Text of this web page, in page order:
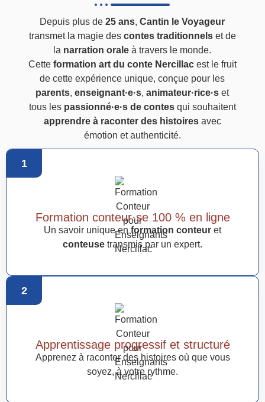
Depuis plus de25 ans,Cantin le Voyageur
transmet la magie des contes traditionnelset de
la narration orale à travers le monde.
Cette formation art du conte Nercillacest le fruit
de cette expérience unique, conçue pour les
parents,enseignant·e·s,animateur·rice·s et
tous les passionné·e·s de contesqui souhaitent
apprendre à raconter des histoiresavec
émotion et authenticité.
1
Formation conteur·se 100 % en ligne
Un savoir unique en formation conteur et
conteuse transmis par un expert.
2
Apprentissage progressif et structuré
Apprenez à raconter des histoires où que vous
soyez, à votre rythme.